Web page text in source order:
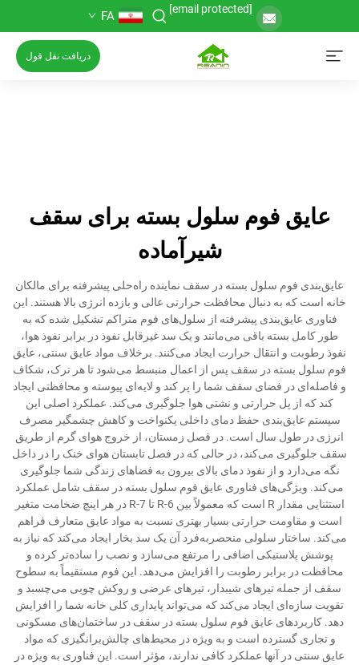
[email protected]
FA
دریافت نقل قول
عایق فوم سلول بسته برای سقف
شیرآماده
عایق‌بندی فوم سلول بسته در سقف نماینده راه‌حلی پیشرفته برای مالکان
خانه است که به دنبال محافظت حرارتی عالی و بازده انرژی بالا هستند. این
فناوری عایق‌بندی پیشرفته از سلول‌های فوم متراکم تشکیل شده که به
طور کامل بسته باقی می‌مانند و یک سد غیرقابل نفوذ در برابر نفوذ هوا،
نفوذ رطوبت و انتقال حرارت ایجاد می‌کنند. برخلاف مواد عایق سنتی، عایق
فوم سلول بسته در سقف پس از اعمال منبسط می‌شود تا هر ترک، شکاف
و فاصله‌ای در فضای سقف شما را پر کند و لایه‌ای پیوسته و محافظتی ایجاد
کند که از پل حرارتی و نشتی هوا جلوگیری می‌کند. عملکرد اصلی این
سیستم عایق‌بندی حفظ دمای داخلی یکنواخت و کاهش چشمگیر مصرف
انرژی در طول سال است. در فصل زمستان، از خروج هوای گرم از طریق
سقف جلوگیری می‌کند، در حالی که در فصل تابستان هوای خنک را در داخل
نگه می‌دارد و از نفوذ دمای بالای بیرون به فضاهای زندگی شما جلوگیری
می‌کند. ویژگی‌های فناوری عایق فوم سلول بسته در سقف شامل عملکرد
استثنایی مقدار R است که معمولاً بین R-6 تا R-7 در هر اینچ ضخامت متغیر
است و مقاومت حرارتی بسیار بهتری نسبت به مواد عایق متعارف فراهم
می‌کند. ساختار سلولی منحصربه‌فرد آن یک سد بخار ایجاد می‌کند که نیاز به
پوشش پلاستیکی اضافی را مرتفع می‌سازد و نصب را ساده‌تر کرده و
محافظت در برابر رطوبت را افزایش می‌دهد. این فوم مستقیماً به سطوح
سقف از جمله تیرهای شیبدار، تیرهای عرضی و روکش چوبی می‌چسبد و
تقویت سازه‌ای ایجاد می‌کند که می‌تواند پایداری کلی خانه شما را افزایش
دهد. کاربردهای عایق فوم سلول بسته در سقف در ساختمان‌های مسکونی
و تجاری گسترده است و به ویژه در محیط‌های چالش‌برانگیزی که مواد
عایق سنتی در آنها عملکرد کافی ندارند، مؤثر است. این فناوری به ویژه در